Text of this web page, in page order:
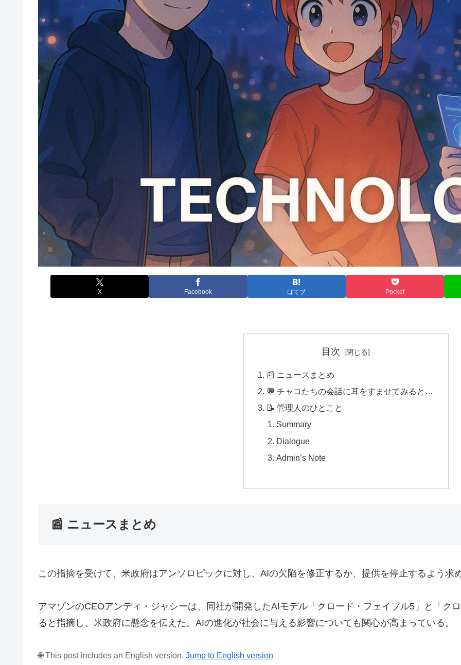
X Facebook はてブ Pocket
目次
📰 ニュースまとめ
💬 チャコたちの会話に耳をすませてみると…
📝 管理人のひとこと
Summary
Dialogue
Admin’s Note
📰 ニュースまとめ
この指摘を受けて、米政府はアンソロピックに対し、AIの欠陥を修正するか、提供を停止するよう求
アマゾンのCEOアンディ・ジャシーは、同社が開発したAIモデル「クロード・フェイブル5」と「ク
ると指摘し、米政府に懸念を伝えた。AIの進化が社会に与える影響についても関心が高まっている。
🌐 This post includes an English version. Jump to English version